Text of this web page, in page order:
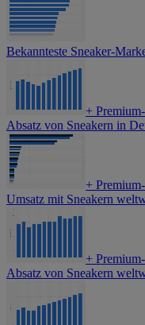
Bekannteste Sneaker-
+
Absatz von Sneakern in
+
Umsatz mit Sneakern
+
Absatz von Sneakern